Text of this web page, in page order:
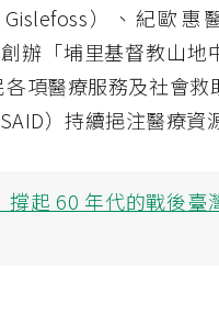
）、紀歐惠
辦「埔里基督教山地
項醫療服務及社會救
）持續挹注醫療資
起 60 年代的戰後臺